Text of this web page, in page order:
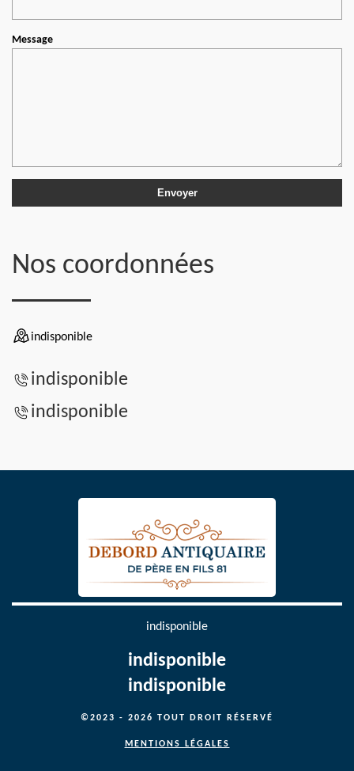
Message
Nos coordonnées
indisponible
indisponible
indisponible
indisponible
indisponible
indisponible
©2023 - 2026 TOUT DROIT RÉSERVÉ
MENTIONS LÉGALES